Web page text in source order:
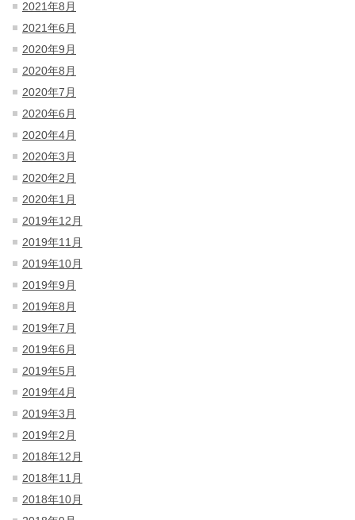
2021年8月
2021年6月
2020年9月
2020年8月
2020年7月
2020年6月
2020年4月
2020年3月
2020年2月
2020年1月
2019年12月
2019年11月
2019年10月
2019年9月
2019年8月
2019年7月
2019年6月
2019年5月
2019年4月
2019年3月
2019年2月
2018年12月
2018年11月
2018年10月